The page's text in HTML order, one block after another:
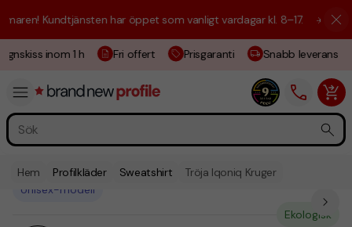
Kundtjänsten har öppet som vanligt vardagar kl. 8–17. ☀️ Vi är här
inom 1 h Fri offert Prisgaranti Snabb leverans
Hem Profilkläder Sweatshirt Tröja Iqoniq Kruger
Ekologisk
Unisex-modell